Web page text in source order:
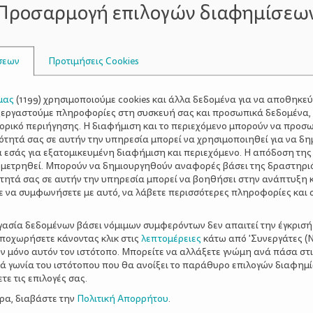
να πρόκειται για παθολογικό σύμπτωμα της
στο ΝΑΙ/ΟΧΙ.
Τα παιδιά σε αυτή την ηλικία
θετικά ή αρνητικά σε ερωτήσεις.
«Κωστάκη, πάμε στο σπίτι;» Κωστάκης: «Ναι»
: π.χ. γάτα, κότα, τόπι, Τέτα, μπάλα.
δύο λέξεις.
αυθόρμητη ομιλία δε χρησιμοποιεί λέξεις
στο ναι/οχι
του λόγου επαναλαμβάνει λέξεις ικανότητες
ομιλία παθολογικό σύμπτωμα παιδί
εντολές το παιδί μιλάει Υπακούει
επιλογών
Προτιμήσεις Cookies
(1199) χρησιμοποιούμε cookies και άλλα δεδομένα για να
πληροφορίες στη συσκευή σας και προσωπικά
περιήγησης. Η διαφήμιση και το περιεχόμενο μπορούν να
σας σε αυτήν την υπηρεσία μπορεί να χρησιμοποιηθεί για να
εσάς για εξατομικευμένη διαφήμιση και περιεχόμενο. Η απόδοση
Μπορούν να δημιουργηθούν αναφορές βάσει της
σας σε αυτήν την υπηρεσία μπορεί να βοηθήσει στην ανάπτυξη
να συμφωνήσετε με αυτό, να λάβετε περισσότερες πληροφορίες και
δεδομένων βάσει νόμιμων συμφερόντων δεν απαιτεί την
κάνοντας κλικ στις λεπτομέρειες κάτω από 'Συνεργάτες
μόνο αυτόν τον ιστότοπο. Μπορείτε να αλλάξετε γνώμη ανά πάσα
γωνία του ιστότοπου που θα ανοίξει το παράθυρο επιλογών
τις επιλογές σας.
διαβάστε την Πολιτική Απορρήτου.